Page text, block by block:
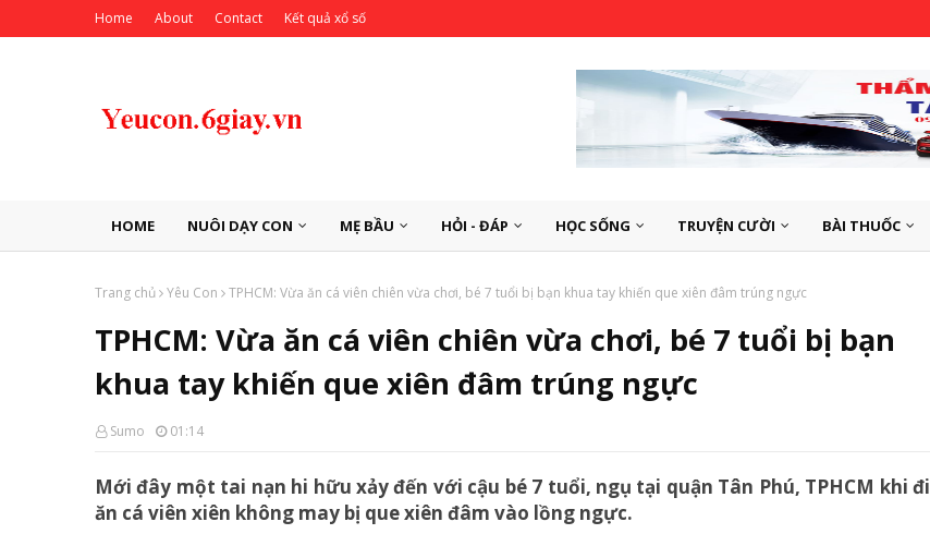
Home About Contact Kết quả xổ số
HOME NUÔI DẠY CON MẸ BẦU HỎI - ĐÁP HỌC SỐNG TRUYỆN CƯỜI BÀI THUỐC
Trang chủ Yêu Con TPHCM: Vừa ăn cá viên chiên vừa chơi, bé 7 tuổi bị bạn khua tay khiến que xiên đâm trúng ngực
TPHCM: Vừa ăn cá viên chiên vừa chơi, bé 7 tuổi bị bạn
khua tay khiến que xiên đâm trúng ngực
Sumo 01:14
Mới đây một tai nạn hi hữu xảy đến với cậu bé 7 tuổi, ngụ tại quận Tân Phú, TPHCM khi đi
ăn cá viên xiên không may bị que xiên đâm vào lồng ngực.